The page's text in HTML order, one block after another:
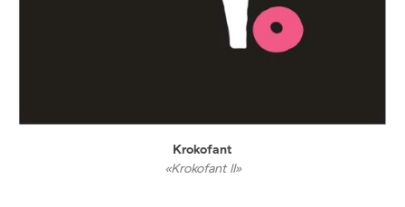
Krokofant
«Krokofant II»